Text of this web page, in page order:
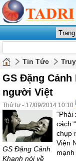
Tin Tức
GS Đặng
người Việt
Thứ tư - 17/09/2014 10:10
GS Đặng Cảnh
Khanh nói về
“Phải
cách
chụp
Viện
mạnh